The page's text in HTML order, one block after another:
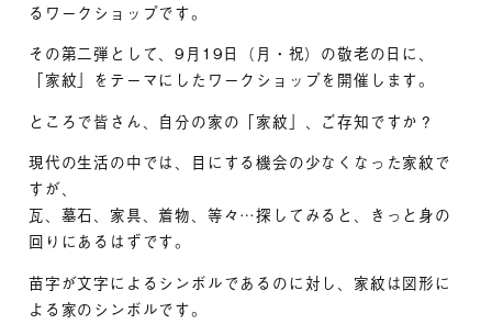
るワークショップです。
その第二弾として、9月19日（月・祝）の敬老の日に、
「家紋」をテーマにしたワークショップを開催します。
ところで皆さん、自分の家の「家紋」、ご存知ですか？
現代の生活の中では、目にする機会の少なくなった家紋で
すが、
瓦、墓石、家具、着物、等々…探してみると、きっと身の
回りにあるはずです。
苗字が文字によるシンボルであるのに対し、家紋は図形に
よる家のシンボルです。